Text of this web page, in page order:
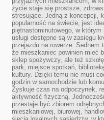
życie staje się prostsze,
stresujące. Jedną z koncepcji,
popularność na świecie, jest
piętnastominutowego, w którym
usługi dostępne są w zasięgu
przejazdu na rowerze. Sednem
że mieszkaniec powinien mieć
sklep spożywczy, ale też
park, miejsce spotkań,
kultury. Dzięki temu nie musi
godzin w samochodzie lub
Zyskuje czas na odpoczynek,
aktywność fizyczną.
przestaje być zbiorem
mieszkaniowej, biurowej,